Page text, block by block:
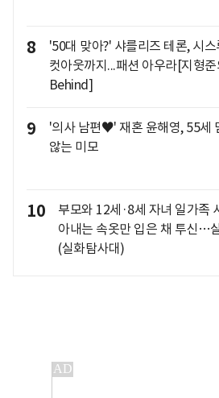
8
'50대 맞아?' 샤를리즈 테론, 시스
컷아웃까지...패션 아우라[지형준
Behind]
9
'의사 남편♥' 재혼 윤해영, 55세
않는 미모
10
부모와 12세·8세 자녀 일가족
아내는 속옷만 입은 채 투신…
(실화탐사대)